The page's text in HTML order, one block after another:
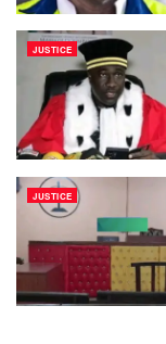
JUSTICE
JUSTICE